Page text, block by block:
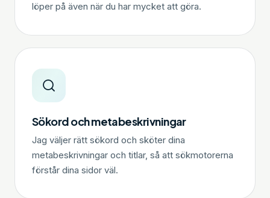
löper på även när du har mycket att göra.
Sökord och metabeskrivningar
Jag väljer rätt sökord och sköter dina
metabeskrivningar och titlar, så att sökmotorerna
förstår dina sidor väl.